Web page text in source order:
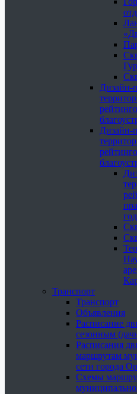
Дизайн-
Дизайн-
Транспорт
Транспорт
Объявления
Расписание
сезонным
Расписания
маршрутам
сети города
Схемы